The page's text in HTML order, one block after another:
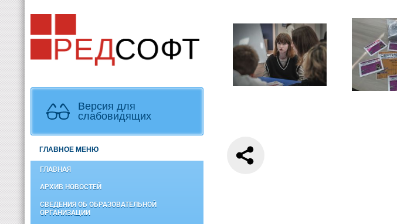
Версия для
слабовидящих
ГЛАВНОЕ МЕНЮ
ГЛАВНАЯ
АРХИВ НОВОСТЕЙ
СВЕДЕНИЯ ОБ ОБРАЗОВАТЕЛЬНОЙ
ОРГАНИЗАЦИИ